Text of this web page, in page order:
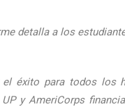
detalla a los
éxito para todos los
y AmeriCorps